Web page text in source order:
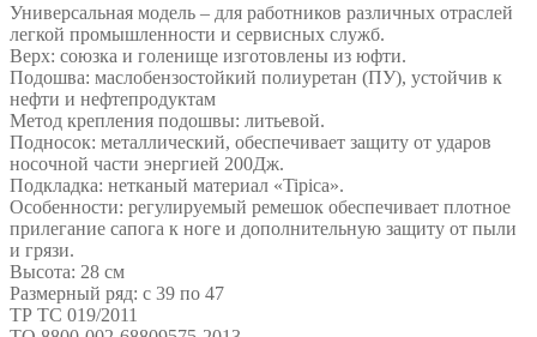
Универсальная модель – для работников различных отраслей
легкой промышленности и сервисных служб.
Верх: союзка и голенище изготовлены из юфти.
Подошва: маслобензостойкий полиуретан (ПУ), устойчив к
нефти и нефтепродуктам
Метод крепления подошвы: литьевой.
Подносок: металлический, обеспечивает защиту от ударов
носочной части энергией 200Дж.
Подкладка: нетканый материал «Tipica».
Особенности: регулируемый ремешок обеспечивает плотное
прилегание сапога к ноге и дополнительную защиту от пыли
и грязи.
Высота: 28 см
Размерный ряд: с 39 по 47
ТР ТС 019/2011